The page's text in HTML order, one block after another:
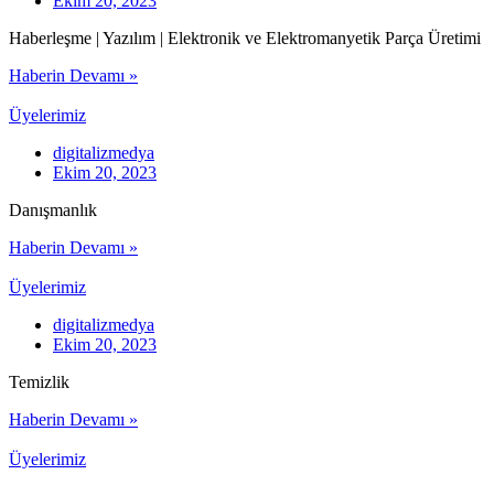
Haberleşme | Yazılım | Elektronik ve Elektromanyetik Parça Üretimi
Haberin Devamı »
Üyelerimiz
digitalizmedya
Ekim 20, 2023
Danışmanlık
Haberin Devamı »
Üyelerimiz
digitalizmedya
Ekim 20, 2023
Temizlik
Haberin Devamı »
Üyelerimiz